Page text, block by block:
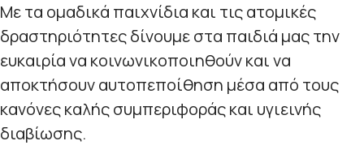
Με τα ομαδικά παιχνίδια και τις ατομικές
δραστηριότητες δίνουμε στα παιδιά μας την
ευκαιρία να κοινωνικοποιηθούν και να
αποκτήσουν αυτοπεποίθηση μέσα από τους
κανόνες καλής συμπεριφοράς και υγιεινής
διαβίωσης.